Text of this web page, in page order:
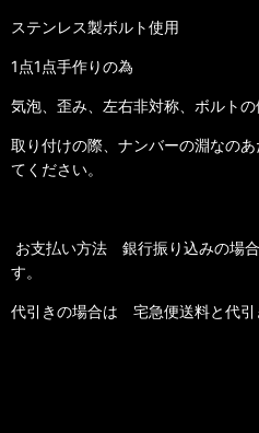
ステンレス製ボルト使用
1点1点手作りの為
気泡、歪み、左右非対称、ボルトの
取り付けの際、ナンバーの淵なの
てください。
お支払い方法 銀行振り込みの場
す。
代引きの場合は 宅急便送料と代引